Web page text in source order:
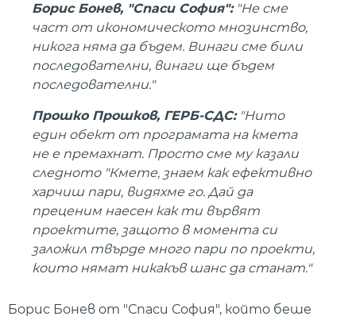
Борис Бонев, "Спаси София":"Не сме
част от икономическото мнозинство,
никога няма да бъдем. Винаги сме били
последователни, винаги ще бъдем
последователни."
Прошко Прошков, ГЕРБ-СДС:"Нито
един обект от програмата на кмета
не е премахнат. Просто сме му казали
следното "Кмете, знаем как ефективно
харчиш пари, видяхме го. Дай да
преценим наесен как ти вървят
проектите, защото в момента си
заложил твърде много пари по проекти,
които нямат никакъв шанс да станат."
Борис Бонев от "Спаси София", който беше